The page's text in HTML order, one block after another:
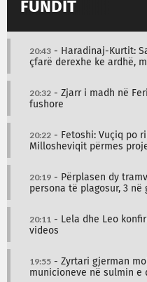
FUNDIT
20:43 - Haradinaj-Kurtit:
çfarë derexhe ke ardhë,
20:32 - Zjarr i madh në
fushore
20:22 - Fetoshi: Vuçiq po
Millosheviqit përmes
20:19 - Përplasen dy
persona të plagosur, 3
20:11 - Lela dhe Leo
videos
19:55 - Zyrtari gjerman
municioneve në sulmin e